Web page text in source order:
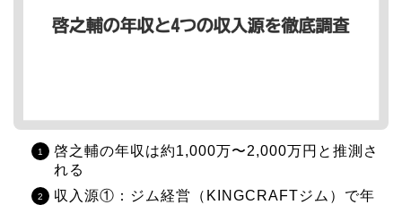
啓之輔の年収は約1,000万〜2,000万円と推測さ
れる
収入源①：ジム経営（KINGCRAFTジム）で年